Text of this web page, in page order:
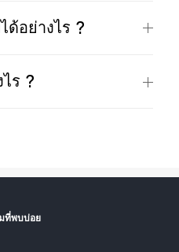
ด้อย่างไร ?
ร ?
ที่พบบ่อย